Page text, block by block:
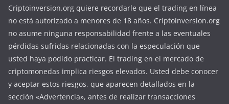
Criptoinversion.org quiere recordarle que el trading en línea
no está autorizado a menores de 18 años. Criptoinversion.org
no asume ninguna responsabilidad frente a las eventuales
pérdidas sufridas relacionadas con la especulación que
usted haya podido practicar. El trading en el mercado de
criptomonedas implica riesgos elevados. Usted debe conocer
y aceptar estos riesgos, que aparecen detallados en la
sección «Advertencia», antes de realizar transacciones